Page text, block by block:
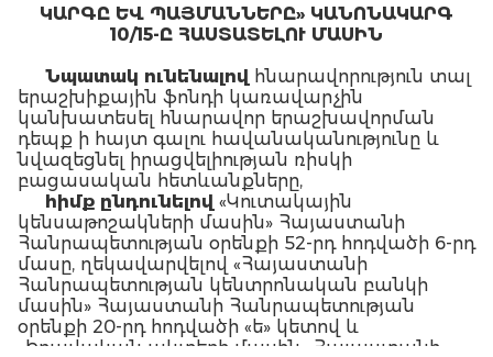
ԿԱՐԳԸ ԵՎ ՊԱՅՄԱՆՆԵՐԸ» ԿԱՆՈՆԱԿԱՐԳ
10/15-Ը ՀԱՍՏԱՏԵԼՈՒ ՄԱՍԻՆ
Նպատակ ունենալով հնարավորություն տալ
երաշխիքային ֆոնդի կառավարչին
կանխատեսել հնարավոր երաշխավորման
դեպք ի հայտ գալու հավանականությունը և
նվազեցնել իրացվելիության ռիսկի
բացասական հետևանքները,
հիմք ընդունելով «Կուտակային
կենսաթոշակների մասին» Հայաստանի
Հանրապետության օրենքի 52-րդ հոդվածի 6-րդ
մասը, ղեկավարվելով «Հայաստանի
Հանրապետության կենտրոնական բանկի
մասին» Հայաստանի Հանրապետության
օրենքի 20-րդ հոդվածի «ե» կետով և
«Իրավական ակտերի մասին» Հայաստանի